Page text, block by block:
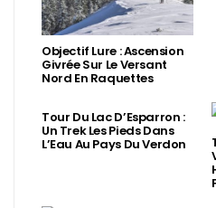
Objectif Lure : Ascension
Givrée Sur Le Versant
Nord En Raquettes
Tour Du Lac D’Esparron :
Un Trek Les Pieds Dans
L’Eau Au Pays Du Verdon